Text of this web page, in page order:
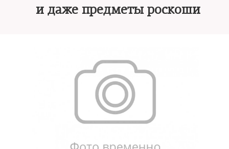
и даже предметы роскоши